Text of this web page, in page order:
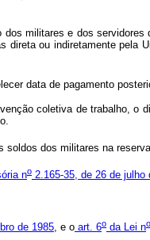
militares e dos
ou indiretamente
data de pagamento
coletiva de trabalho, o
dos militares na
no 2.165-35, de 26 de julho
de 1985 , e o art. 6o da Lei no